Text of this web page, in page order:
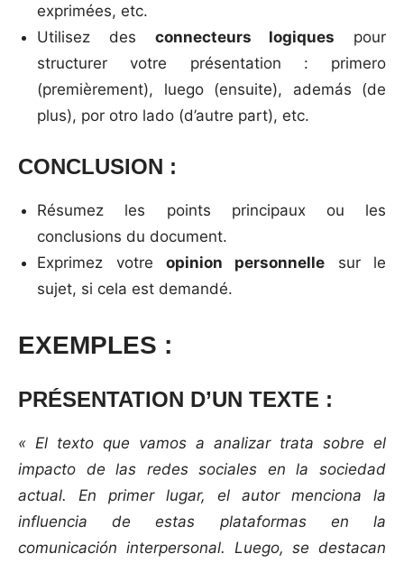
exprimées, etc.
Utilisez des connecteurs logiques pour
structurer votre présentation : primero
(premièrement), luego (ensuite), además (de
plus), por otro lado (d’autre part), etc.
CONCLUSION :
Résumez les points principaux ou les
conclusions du document.
Exprimez votre opinion personnelle sur le
sujet, si cela est demandé.
EXEMPLES :
PRÉSENTATION D’UN TEXTE :
« El texto que vamos a analizar trata sobre el
impacto de las redes sociales en la sociedad
actual. En primer lugar, el autor menciona la
influencia de estas plataformas en la
comunicación interpersonal. Luego, se destacan